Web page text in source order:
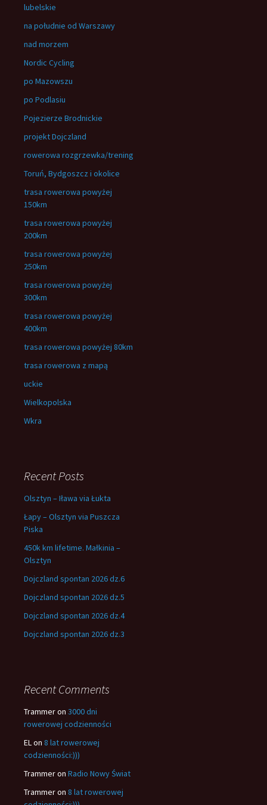
lubelskie
na południe od Warszawy
nad morzem
Nordic Cycling
po Mazowszu
po Podlasiu
Pojezierze Brodnickie
projekt Dojczland
rowerowa rozgrzewka/trening
Toruń, Bydgoszcz i okolice
trasa rowerowa powyżej
150km
trasa rowerowa powyżej
200km
trasa rowerowa powyżej
250km
trasa rowerowa powyżej
300km
trasa rowerowa powyżej
400km
trasa rowerowa powyżej 80km
trasa rowerowa z mapą
uckie
Wielkopolska
Wkra
Recent Posts
Olsztyn – Iława via Łukta
Łapy – Olsztyn via Puszcza
Piska
450k km lifetime. Małkinia –
Olsztyn
Dojczland spontan 2026 dz.6
Dojczland spontan 2026 dz.5
Dojczland spontan 2026 dz.4
Dojczland spontan 2026 dz.3
Recent Comments
Trammeron 3000 dni
rowerowej codzienności
ELon 8 lat rowerowej
codzienności:)))
Trammeron Radio Nowy Świat
Trammeron 8 lat rowerowej